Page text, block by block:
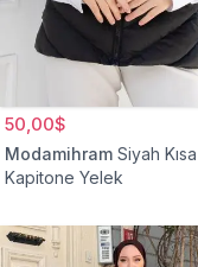
50,00$
Modamihram Siyah Kısa
Kapitone Yelek